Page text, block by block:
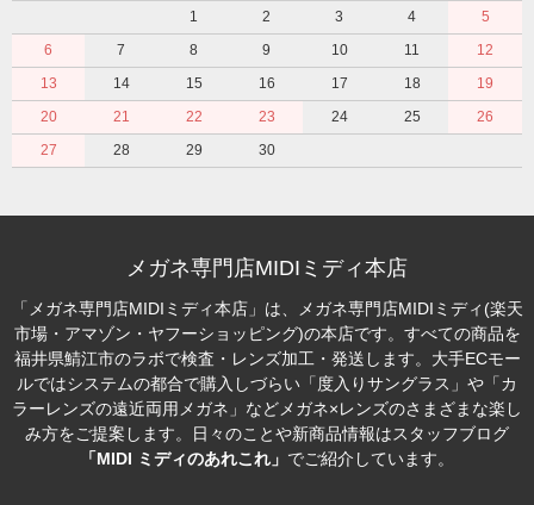
1
2 3 4
5
6
7 8 9 10 11
12
13
14 15 16 17 18
19
20
21 22 23 24 25
26
27
28 29 30
メガネ専門店MIDIミディ本店
「メガネ専門店MIDIミディ本店」は、メガネ専門店MIDIミディ(楽天
市場・アマゾン・ヤフーショッピング)の本店です。すべての商品を
福井県鯖江市のラボで検査・レンズ加工・発送します。大手ECモー
ルではシステムの都合で購入しづらい「度入りサングラス」や「カ
ラーレンズの遠近両用メガネ」などメガネ×レンズのさまざまな楽し
み方をご提案します。日々のことや新商品情報はスタッフブログ
「MIDI ミディのあれこれ」 でご紹介しています。